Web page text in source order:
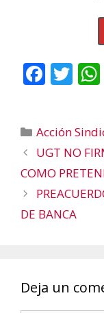
F
b
o
o
k
T
er
Categorías
Acción
UGT NO
COMO
DE BANCA
Deja un